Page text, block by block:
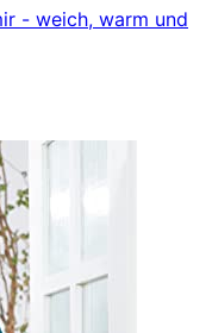
- weich, warm und